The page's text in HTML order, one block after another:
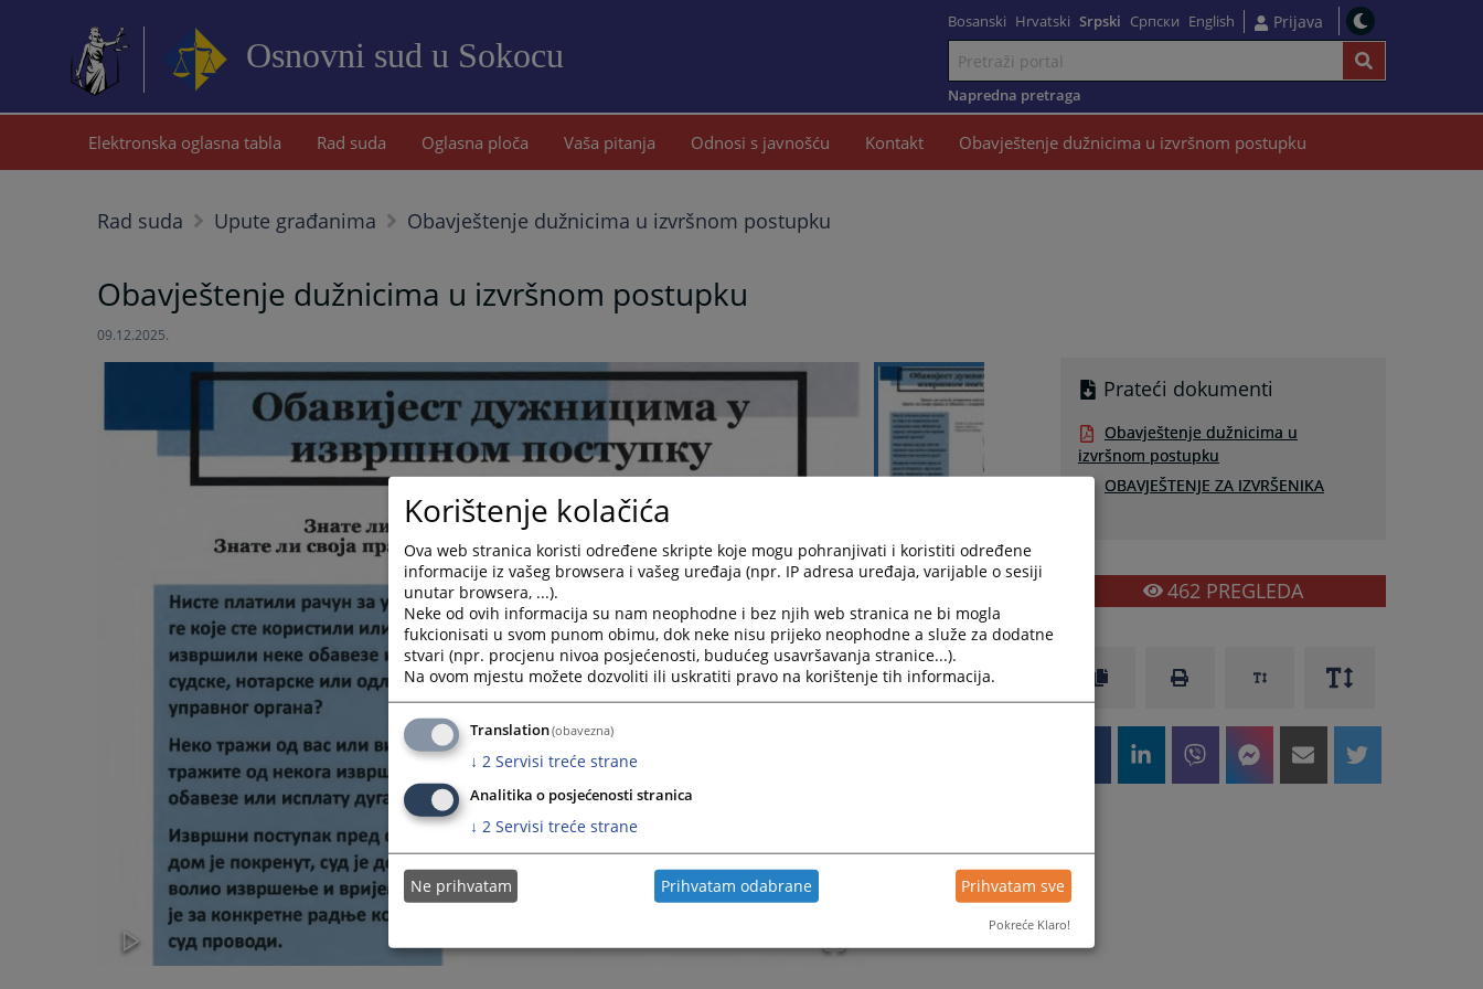
Osnovni sud u Sokocu
sadržaj
Bosanski Hrvatski Srpski Српски English Prijava
Napredna pretraga
Elektronska oglasna tabla Rad suda Oglasna ploča Vaša pitanja Odnosi s javnošću Kontakt Obavještenje dužnicima u izvršnom postupku
Rad suda Upute građanima Obavještenje dužnicima u izvršnom postupku
Obavještenje dužnicima u izvršnom postupku
09.12.2025.
Prateći dokumenti
Obavještenje dužnicima u
izvršnom postupku
OBAVJEŠTENJE ZA IZVRŠENIKA
462 PREGLEDA
Korištenje kolačića
Ova web stranica koristi određene skripte koje mogu pohranjivati i koristiti određene
informacije iz vašeg browsera i vašeg uređaja (npr. IP adresa uređaja, varijable o sesiji
unutar browsera, ...).
Neke od ovih informacija su nam neophodne i bez njih web stranica ne bi mogla
fukcionisati u svom punom obimu, dok neke nisu prijeko neophodne a služe za dodatne
stvari (npr. procjenu nivoa posjećenosti, budućeg usavršavanja stranice...).
Na ovom mjestu možete dozvoliti ili uskratiti pravo na korištenje tih informacija.
Translation(obavezna)
↓ 2 Servisi treće strane
Analitika o posjećenosti stranica
↓ 2 Servisi treće strane
Ne prihvatam Prihvatam odabrane Prihvatam sve
Pokreće Klaro!